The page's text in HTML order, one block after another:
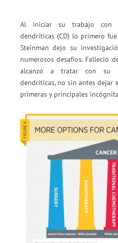
Al iniciar su trabajo con
dendríticas (CD) lo primero
Steinman dejo su
numerosos desafíos. Falleció
alcanzó a tratar con su
dendríticas, no sin antes dejar
primeras y principales